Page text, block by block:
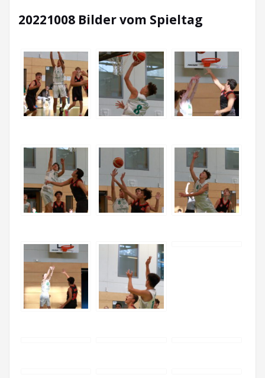
20221008 Bilder vom Spieltag